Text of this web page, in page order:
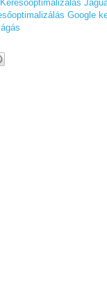
Keresőoptimalizálás
Google